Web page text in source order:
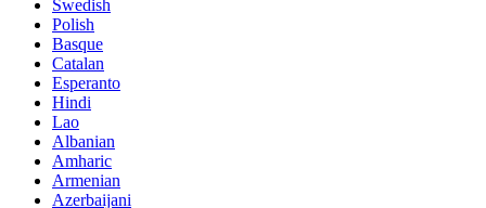
Swedish
Polish
Basque
Catalan
Esperanto
Hindi
Lao
Albanian
Amharic
Armenian
Azerbaijani